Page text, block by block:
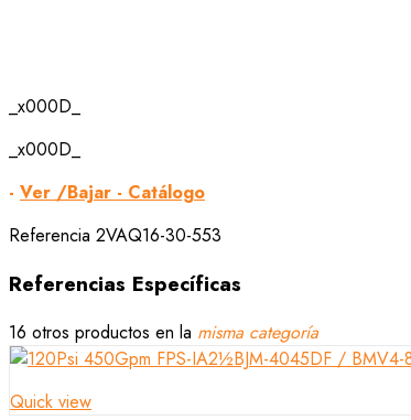
_x000D_
_x000D_
- Ver /Bajar - Catálogo
Referencia 2VAQ16-30-553
Referencias Específicas
16 otros productos en la misma categoría
Quick view